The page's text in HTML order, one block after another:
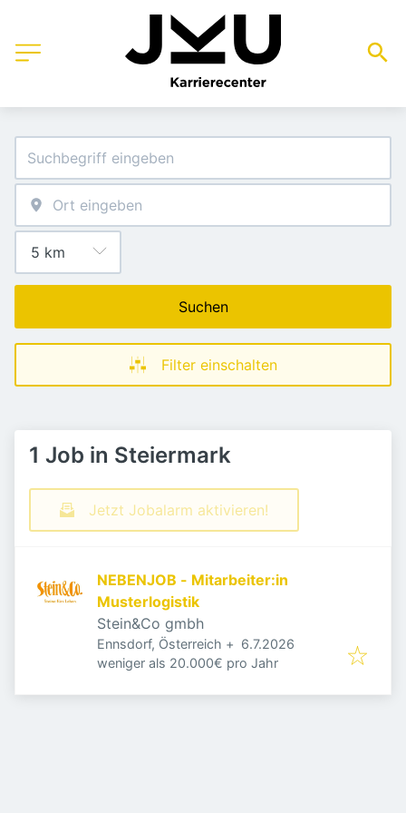
Suchen
Filter einschalten
1 Job in Steiermark
Jetzt Jobalarm aktivieren!
NEBENJOB - Mitarbeiter:in
Musterlogistik
Stein&Co gmbh
Ennsdorf, Österreich + Veröffentlicht
6.7.2026
weniger als 20.000€ pro Jahr